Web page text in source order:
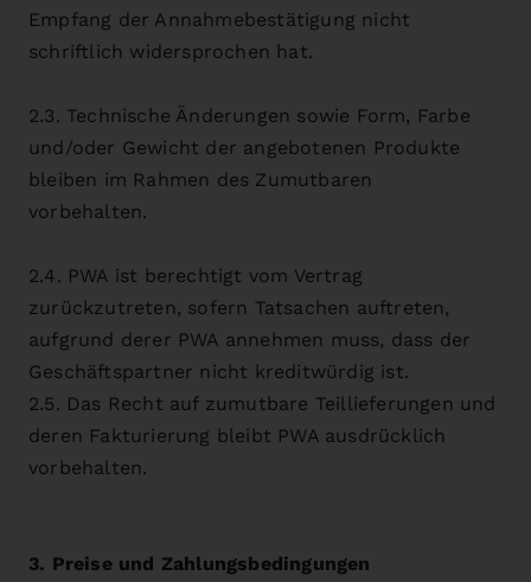
Empfang der Annahmebestätigung nicht
schriftlich widersprochen hat.
2.3. Technische Änderungen sowie Form, Farbe
und/oder Gewicht der angebotenen Produkte
bleiben im Rahmen des Zumutbaren
vorbehalten.
2.4. PWA ist berechtigt vom Vertrag
zurückzutreten, sofern Tatsachen auftreten,
aufgrund derer PWA annehmen muss, dass der
Geschäftspartner nicht kreditwürdig ist.
2.5. Das Recht auf zumutbare Teillieferungen und
deren Fakturierung bleibt PWA ausdrücklich
vorbehalten.
3. Preise und Zahlungsbedingungen